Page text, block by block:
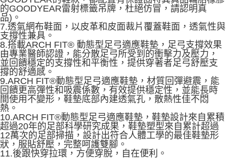
的GOODYEAR雷射標籤吊牌，杜絕仿冒，請認明真
品)。
7.透氣網布鞋面，以皮革和皮面裁片覆蓋鞋面，透氣性與
支撐性兼具。
8.搭載ARCH FIT® 動態型足弓適應鞋墊，足弓支撐效果
由專業醫師認證，能分散足弓所受到的衝擊力及壓力，
並回饋穩定的支撐性和平衡性，提供穿著者足弓舒壓支
撐的舒適感。
9.ARCH FIT®動態型足弓適應鞋墊，材質回彈避震，能
回饋更高彈性和吸震係數，有效提供穩定性，並能長時
間使用不變形，鞋墊底部內建透氣孔，散熱性佳不悶
熱。
10.ARCH FIT®動態型足弓適應鞋墊，鞋墊設計來自累積
超過20年的足部科學研究成果，鞋墊塑型來自累計超過
12萬次的足部掃描，設計出符合人體工學的最佳鞋墊形
狀，服貼舒壓，完整呵護雙腳。
11.後跟快穿拉環，方便穿脫，自在便利。